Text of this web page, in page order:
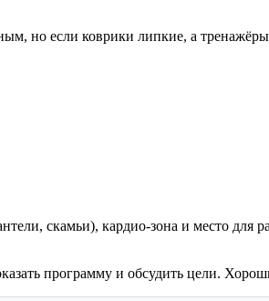
но если коврики липкие, а
скамьи), кардио‑зона и место
программу и обсудить цели.